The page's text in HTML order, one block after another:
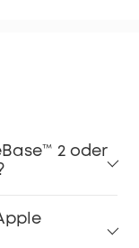
2 oder